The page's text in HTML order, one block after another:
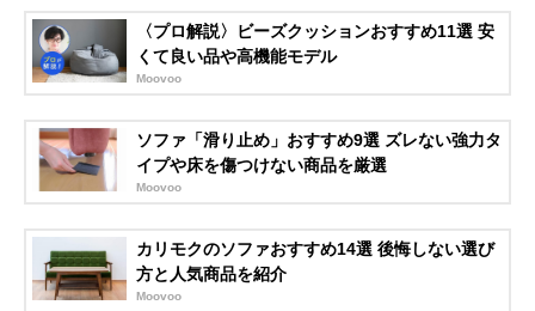
人掛けコーデュロ
イソファ SFCS-
90
Chammy コンパク
トカウチソファ
SH-07-OKCS
ぴったりのアイテ
ム
さ66cm、オット
ッサン コンパクト
ローソファ 2人掛
け MS01
ン
〈プロ解説〉ビーズクッションおすすめ11選 安
くて良い品や高機能モデル
Moovoo
ソファ「滑り止め」おすすめ9選 ズレない強力タ
イプや床を傷つけない商品を厳選
Moovoo
カリモクのソファおすすめ14選 後悔しない選び
方と人気商品を紹介
Moovoo